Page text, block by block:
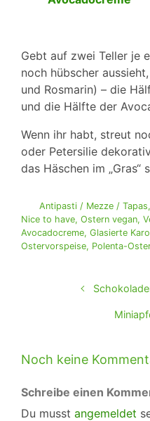
Gebt auf zwei Teller je
noch hübscher
und Rosmarin) – die
und die Hälfte der
Wenn ihr habt, streut
oder Petersilie
das Häschen im „Gras“
Antipasti / Mezze / Tapas,
Nice to have, Ostern vegan,
Avocadocreme, Glasierte
Ostervorspeise, Polenta-
Noch keine
Schreibe einen
Du musst angemeldet